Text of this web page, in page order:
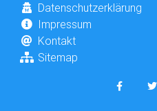
Datenschutzerklärung
Impressum
Kontakt
Sitemap